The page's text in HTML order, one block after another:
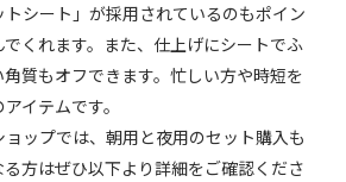
シート」が採用されているのもポイン
でくれます。また、仕上げにシートでふ
質もオフできます。忙しい方や時短を
イテムです。
ップでは、朝用と夜用のセット購入も
方はぜひ以下より詳細をご確認くださ